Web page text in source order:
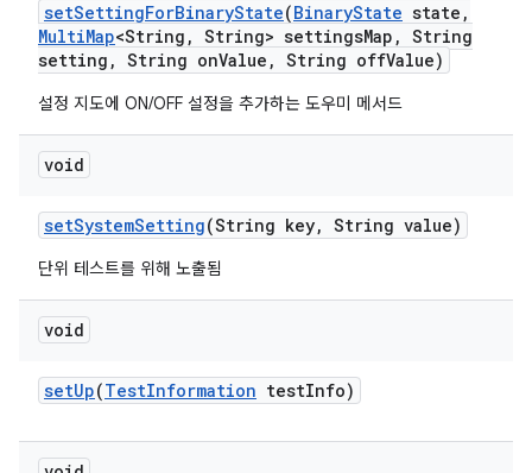
setSettingForBinaryState(BinaryState state ,
MultiMap<String , String> settingsMap , String
setting , String onValue , String offValue)
설정 지도에 ON/OFF 설정을 추가하는 도우미 메서드
void
setSystemSetting(String key, String value)
단위 테스트를 위해 노출됨
void
setUp(TestInformation testInfo)